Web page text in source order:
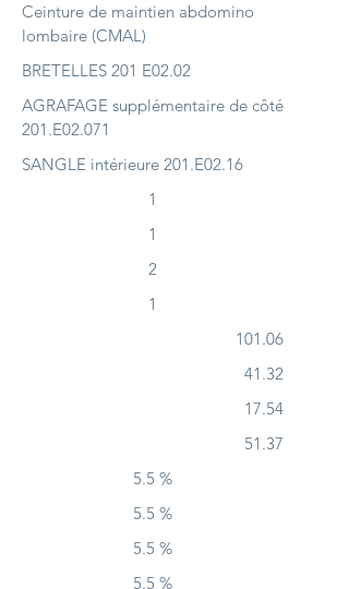
Ceinture de maintien abdomino
lombaire (CMAL)
BRETELLES 201 E02.02
AGRAFAGE supplémentaire de côté
201.E02.071
SANGLE intérieure 201.E02.16
1
1
2
1
101.06
41.32
17.54
51.37
5.5 %
5.5 %
5.5 %
5.5 %